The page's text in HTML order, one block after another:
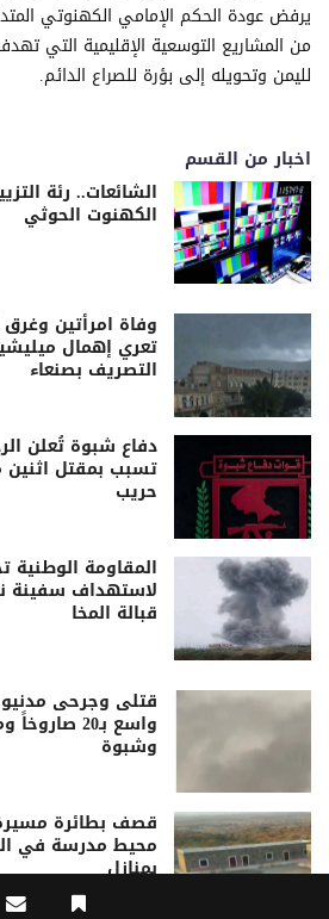
يرفض عودة الحكم الإمامي الكهنوتي
من المشاريع التوسعية الإقليمية التي
لليمن وتحويله إلى بؤرة للصراع الدائم.
اخبار من القسم
الشائعات.. رئة
الكهنوت الحوثي
وفاة امرأتين وغرق
تعري إهمال
التصريف بصنعاء
دفاع شبوة تُعلن
تسبب بمقتل
حريب
المقاومة الوطنية
لاستهداف سفينة
قبالة المخا
قتلى وجرحى
واسع بـ20
وشبوة
قصف بطائرة
محيط مدرسة في
بمنازل